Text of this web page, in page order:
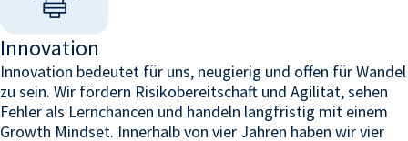
Innovation
Innovation bedeutet für uns, neugierig und offen für Wandel
zu sein. Wir fördern Risikobereitschaft und Agilität, sehen
Fehler als Lernchancen und handeln langfristig mit einem
Growth Mindset. Innerhalb von vier Jahren haben wir vier